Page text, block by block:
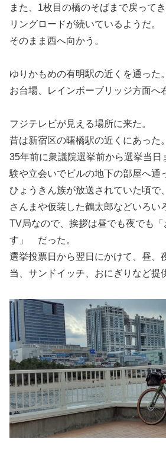
また、1枚目の橋のそばまで戻って
リングロードが続いているようだ。
そのまま西へ向かう。
ゆりかもめの有明駅の近くを通った。
お台場、レインボーブリッジ方面へ
フジテレビが見える場所に来た。
昔は新宿区の曙橋駅の近くにあった。
35年前に衆議院選挙前から選挙当日
験や立会いでビルの地下の部屋へ通
ひょうきん族が放送されていた頃で
さんまや仮装した鶴太郎などいろい
TV局なので、挨拶は昼でも夜でも「
す」 だった。
選挙投票日から翌日にかけて、昼
当、サンドイッチ、おにぎりなど提